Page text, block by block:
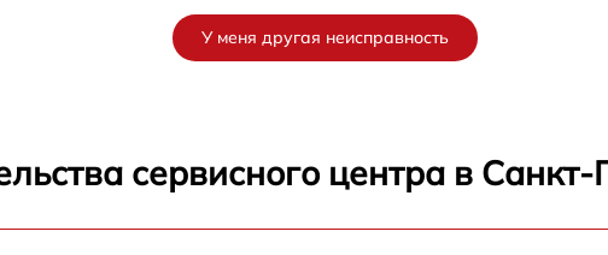
У меня другая неисправность
сервисного центра в Санкт-